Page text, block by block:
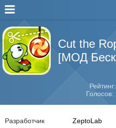
Cut the
[МОД
Голосов:
Разработчик ZeptoLab